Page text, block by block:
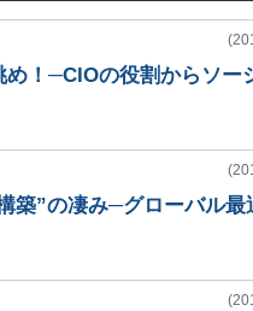
！─CIOの役割からソー
築”の凄み─グローバル最